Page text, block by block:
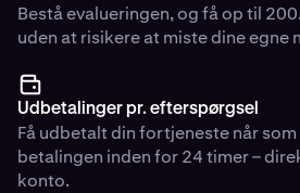
Bestå evalueringen, og få op til
uden at risikere at miste dine egne
Udbetalinger pr. efterspørgsel
Få udbetalt din fortjeneste når
betalingen inden for 24 timer –
konto.